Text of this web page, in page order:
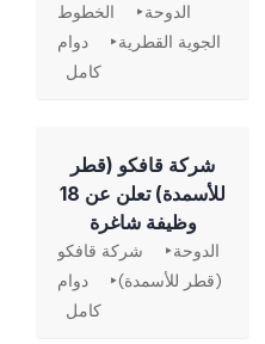
الدوحة
الخطوط
الجوية القطرية
دوام
كامل
شركة قافكو (قطر
للأسمدة) تعلن عن 18
وظيفة شاغرة
الدوحة
شركة قافكو
(قطر للأسمدة)
دوام
كامل